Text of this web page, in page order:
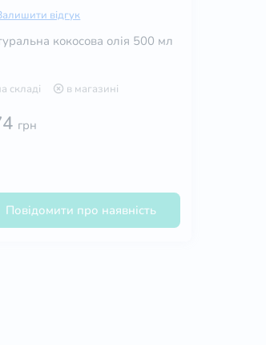
відгук
кокосова олія 500 мл
складі в магазині
грн
Повідомити про наявність